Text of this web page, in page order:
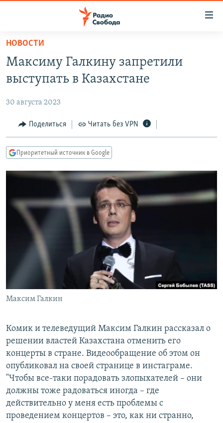
упрощенного
доступа
основному
Вернутся
главной
навигации
Вернутся
поиску
АВТОРСКИЕ ПРОЕКТЫ
ЦИТАТЫ СВОБОДЫ
МНЕНИЯ
IDEL.РЕАЛИИ
КАВКАЗ.РЕАЛИИ
СЕВЕР.РЕАЛИИ
СИБИРЬ.РЕАЛИИ
РАСПИСАНИЕ ВЕЩАНИЯ
ПОДПИШИТЕСЬ НА РАССЫЛКУ
Все сайты РСЕ/РС
НОВОСТИ
Максиму Галкину запретили
выступать в Казахстане
30 августа 2023
Поделиться Читать без VPN
Приоритетный источник в Google
Максим Галкин
Комик и телеведущий Максим Галкин рассказал о
решении властей Казахстана отменить его
концерты в стране. Видеообращение об этом он
опубликовал на своей странице в инстаграме.
"Чтобы все-таки порадовать злопыхателей – они
должны тоже радоваться иногда – где
действительно у меня есть проблемы с
проведением концертов – это, как ни странно,